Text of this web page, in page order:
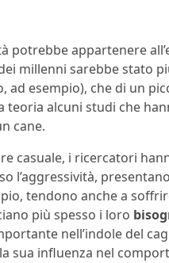
potrebbe appartenere
millenni sarebbe stato
ad esempio), che di un
teoria alcuni studi che
cane.
casuale, i ricercatori
l’aggressività,
tendono anche a
più spesso i loro
nell’indole del
sua influenza nel